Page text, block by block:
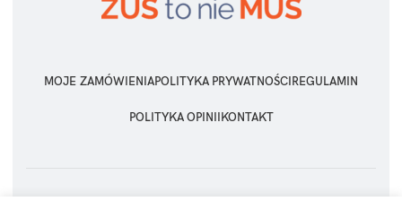
MOJE ZAMÓWIENIAPOLITYKA PRYWATNOŚCI REGULAMIN
POLITYKA OPINII KONTAKT